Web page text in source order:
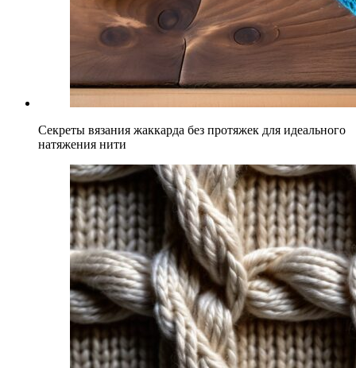
Секреты вязания жаккарда без протяжек для идеального
натяжения нити